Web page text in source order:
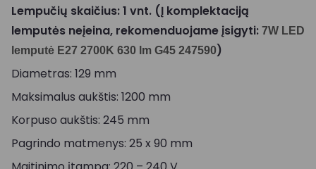
Lempučių skaičius: 1 vnt. (Į komplektaciją
lemputės neįeina, rekomenduojame įsigyti: 7W LED
lemputė E27 2700K 630 lm G45 247590)
Diametras: 129 mm
Maksimalus aukštis: 1200 mm
Korpuso aukštis: 245 mm
Pagrindo matmenys: 25 x 90 mm